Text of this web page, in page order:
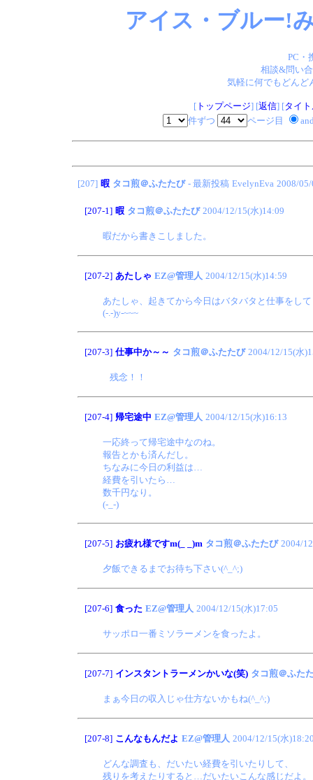
アイス・ブルー!
PC・
相談&問い
気軽に何でもどん
[トップページ] [返信] [タイ
件ずつ
ページ目
[207] 暇 タコ煎＠ふたたび - 最新投稿 EvelynEva 2008/
[207-1] 暇 タコ煎＠ふたたび 2004/12/15(水)14:09
暇だから書きこしました。
[207-2] あたしゃ EZ@管理人 2004/12/15(水)14:59
あたしゃ、起きてから今日はバタバタと仕事をし
(-.-)y-~~~
[207-3] 仕事中か～～ タコ煎＠ふたたび 2004/12/15(水
残念！！
[207-4] 帰宅途中 EZ@管理人 2004/12/15(水)16:13
一応終って帰宅途中なのね。
報告とかも済んだし。
ちなみに今日の利益は…
経費を引いたら…
数千円なり。
(-_-)
[207-5] お疲れ様ですm(_ _)m タコ煎＠ふたたび 2004/
夕飯できるまでお待ち下さい(^_^;)
[207-6] 食った EZ@管理人 2004/12/15(水)17:05
サッポロ一番ミソラーメンを食ったよ。
[207-7] インスタントラーメンかいな(笑) タコ煎＠ふた
まぁ今日の収入じゃ仕方ないかもね(^_^;)
[207-8] こんなもんだよ EZ@管理人 2004/12/15(水
どんな調査も、だいたい経費を引いたりして、
残りを考えたりすると…だいたいこんな感じだよ。